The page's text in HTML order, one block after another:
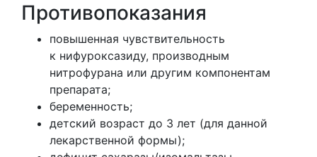
Противопоказания
повышенная чувствительность
к нифуроксазиду, производным
нитрофурана или другим компонентам
препарата;
беременность;
детский возраст до 3 лет (для данной
лекарственной формы);